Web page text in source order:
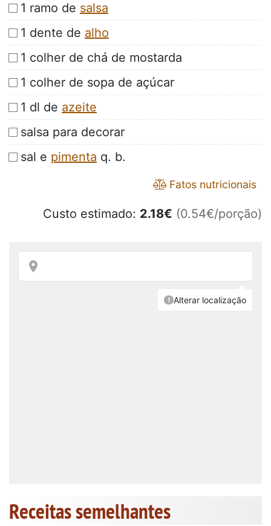
1 ramo de salsa
1 dente de alho
1 colher de chá de mostarda
1 colher de sopa de açúcar
1 dl de azeite
salsa para decorar
sal e pimenta q. b.
Fatos nutricionais
Custo estimado: 2.18€ (0.54€/porção)
Receitas semelhantes